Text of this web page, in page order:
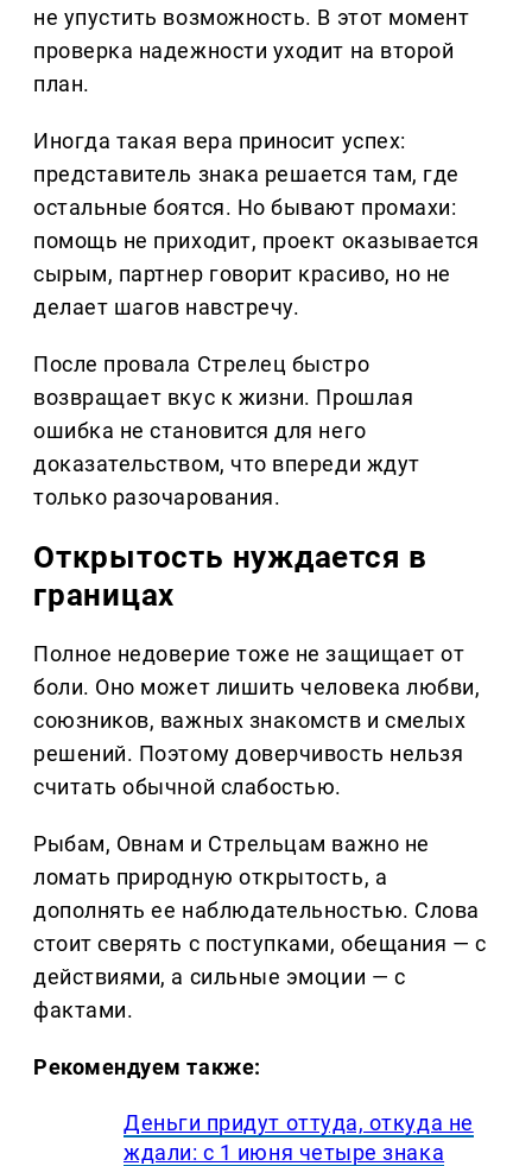
не упустить возможность. В этот момент
проверка надежности уходит на второй
план.
Иногда такая вера приносит успех:
представитель знака решается там, где
остальные боятся. Но бывают промахи:
помощь не приходит, проект оказывается
сырым, партнер говорит красиво, но не
делает шагов навстречу.
После провала Стрелец быстро
возвращает вкус к жизни. Прошлая
ошибка не становится для него
доказательством, что впереди ждут
только разочарования.
Открытость нуждается в
границах
Полное недоверие тоже не защищает от
боли. Оно может лишить человека любви,
союзников, важных знакомств и смелых
решений. Поэтому доверчивость нельзя
считать обычной слабостью.
Рыбам, Овнам и Стрельцам важно не
ломать природную открытость, а
дополнять ее наблюдательностью. Слова
стоит сверять с поступками, обещания — с
действиями, а сильные эмоции — с
фактами.
Рекомендуем также:
Деньги придут оттуда, откуда не
ждали: с 1 июня четыре знака